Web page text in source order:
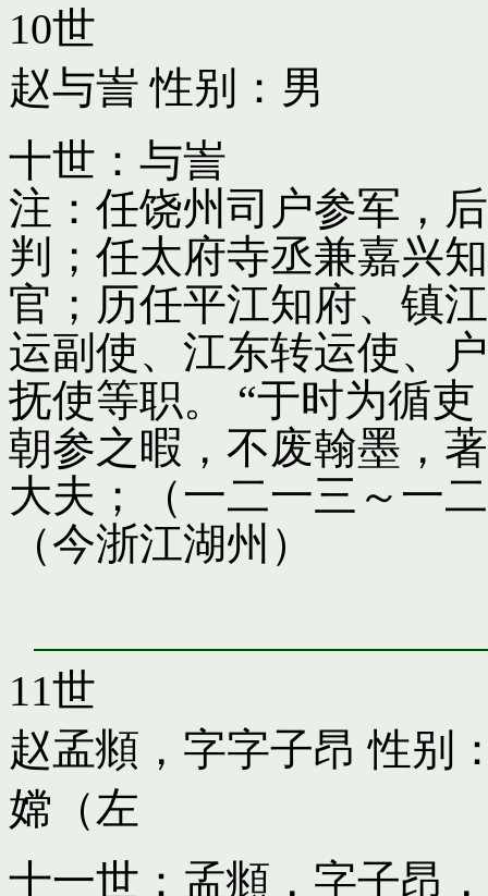
10世
赵与訔 性别：男
十世：与訔
注：任饶州司户参军，
判；任太府寺丞兼嘉兴
官；历任平江知府、镇
运副使、江东转运使、
抚使等职。 “于时为循
朝参之暇，不废翰墨，
大夫；（一二一三～一
（今浙江湖州）
11世
赵孟頫，字字子昂 性别
嫦（左
十一世：孟頫，字子昂